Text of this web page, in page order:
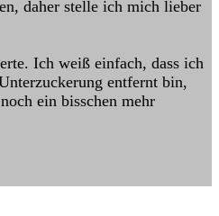
daher stelle ich mich lieber
Ich weiß einfach, dass ich
entfernt bin,
ein bisschen mehr